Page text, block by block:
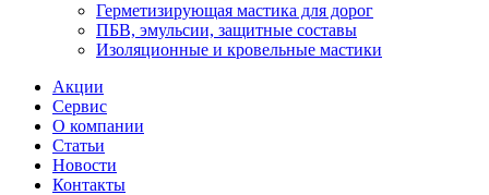
Герметизирующая мастика для дорог
ПБВ, эмульсии, защитные составы
Изоляционные и кровельные мастики
Акции
Сервис
О компании
Статьи
Новости
Контакты